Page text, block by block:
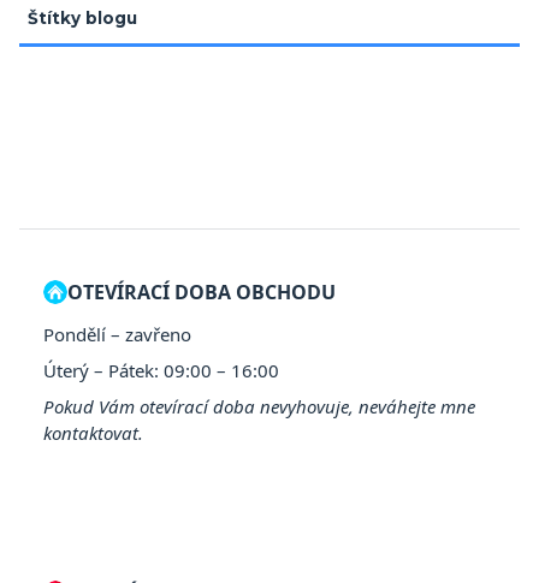
Štítky blogu
OTEVÍRACÍ DOBA OBCHODU
Pondělí – zavřeno
Úterý – Pátek: 09:00 – 16:00
Pokud Vám otevírací doba nevyhovuje, neváhejte mne
kontaktovat.